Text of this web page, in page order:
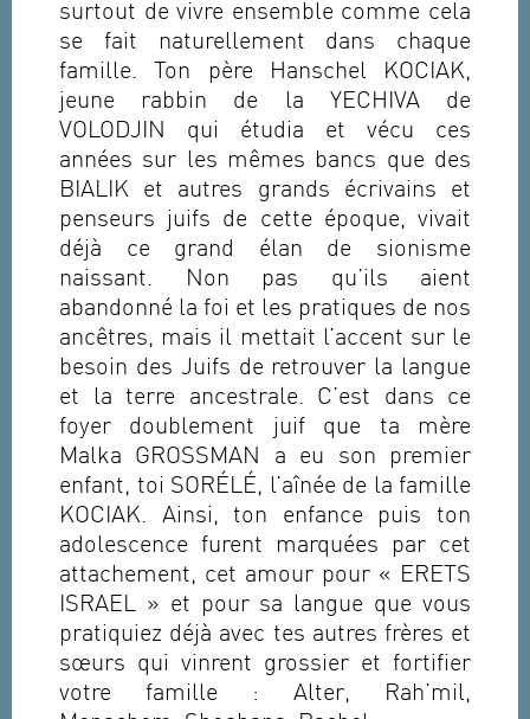
surtout de vivre ensemble comme cela
se fait naturellement dans chaque
famille. Ton père Hanschel KOCIAK,
jeune rabbin de la YECHIVA de
VOLODJIN qui étudia et vécu ces
années sur les mêmes bancs que des
BIALIK et autres grands écrivains et
penseurs juifs de cette époque, vivait
déjà ce grand élan de sionisme
naissant. Non pas qu’ils aient
abandonné la foi et les pratiques de nos
ancêtres, mais il mettait l’accent sur le
besoin des Juifs de retrouver la langue
et la terre ancestrale. C’est dans ce
foyer doublement juif que ta mère
Malka GROSSMAN a eu son premier
enfant, toi SORÉLÉ, l’aînée de la famille
KOCIAK. Ainsi, ton enfance puis ton
adolescence furent marquées par cet
attachement, cet amour pour « ERETS
ISRAEL » et pour sa langue que vous
pratiquiez déjà avec tes autres frères et
sœurs qui vinrent grossier et fortifier
votre famille : Alter, Rah’mil,